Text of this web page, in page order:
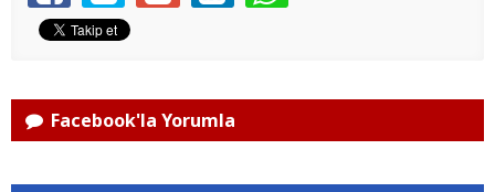
Facebook'la Yorumla